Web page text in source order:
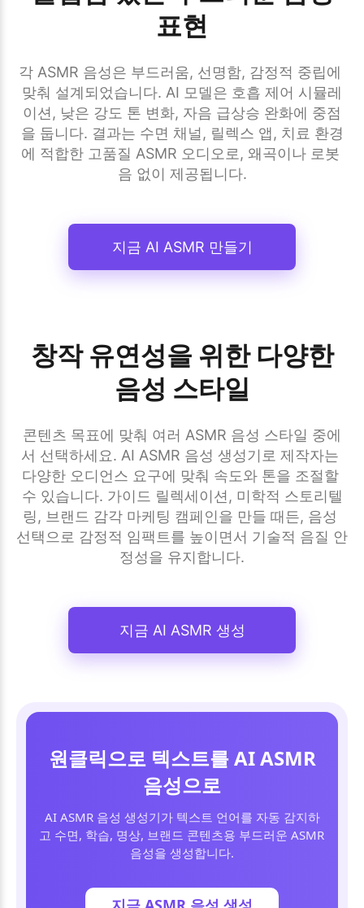
표현
각 ASMR 음성은 부드러움, 선명함, 감정적 중립에
맞춰 설계되었습니다. AI 모델은 호흡 제어 시뮬레
이션, 낮은 강도 톤 변화, 자음 급상승 완화에 중점
을 둡니다. 결과는 수면 채널, 릴렉스 앱, 치료 환경
에 적합한 고품질 ASMR 오디오로, 왜곡이나 로봇
음 없이 제공됩니다.
지금 AI ASMR 만들기
창작 유연성을 위한 다양한
음성 스타일
콘텐츠 목표에 맞춰 여러 ASMR 음성 스타일 중에
서 선택하세요. AI ASMR 음성 생성기로 제작자는
다양한 오디언스 요구에 맞춰 속도와 톤을 조절할
수 있습니다. 가이드 릴렉세이션, 미학적 스토리텔
링, 브랜드 감각 마케팅 캠페인을 만들 때든, 음성
선택으로 감정적 임팩트를 높이면서 기술적 음질 안
정성을 유지합니다.
지금 AI ASMR 생성
원클릭으로 텍스트를 AI ASMR
음성으로
AI ASMR 음성 생성기가 텍스트 언어를 자동 감지하
고 수면, 학습, 명상, 브랜드 콘텐츠용 부드러운 ASMR
음성을 생성합니다.